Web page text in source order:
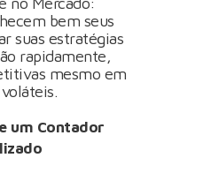
bem seus
suas estratégias
rapidamente,
mesmo em
um Contador